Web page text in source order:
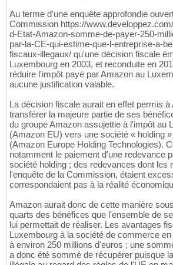
Au terme d'une enquête approfondie
Commission https://
d-Etat-Amazon-somme-de-payer-250-
par-la-CE-qui-estime-que-l-entreprise-a-
fiscaux-illegaux/ qu'une décision fiscale
Luxembourg en 2003, et reconduite en
réduire l'impôt payé par Amazon au
aucune justification valable.
La décision fiscale aurait en effet permis à
transférer la majeure partie de ses
du groupe Amazon assujettie à l'impôt au
(Amazon EU) vers une société « holding
(Amazon Europe Holding Technologies).
notamment le paiement d'une redevance
société holding ; des redevances dont les
l'enquête de la Commission, étaient
correspondaient pas à la réalité
Amazon aurait donc de cette manière
quarts des bénéfices que l'ensemble de
lui permettait de réaliser. Les avantages
Luxembourg à la société de commerce
à environ 250 millions d'euros ; une
a donc été sommé de récupérer puisque